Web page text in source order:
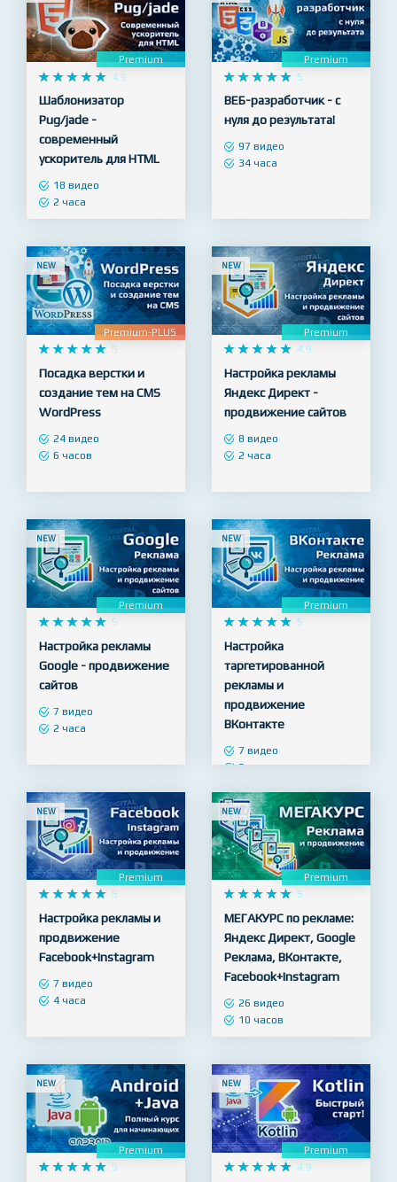
NEW
Premium
   
   
Шаблонизатор
Pug/jade -
современный
ускоритель для HTML
2 часа
NEW
    
     5
ВЕБ-разработчик - с
нуля до результата!
NEW
Premium-PLUS
    
     5
создание тем на CMS
WordPress
NEW
    
     4.9
Настройка рекламы
Яндекс Директ -
продвижение сайтов
NEW
Premium
    
     5
Google - продвижение
сайтов
NEW
    
     5
Настройка
таргетированной
продвижение
7 видео
3 часа
NEW
    
     5
Настройка рекламы и
продвижение
Facebook+Instagram
NEW
Premium
    
     5
МЕГАКУРС по рекламе:
Яндекс Директ, Google
Реклама, ВКонтакте,
Facebook+Instagram
10 часов
NEW NEW